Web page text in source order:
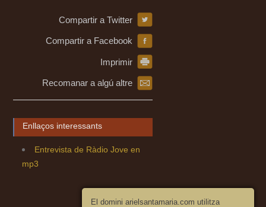
Compartir a Twitter
Compartir a Facebook
Imprimir
Recomanar a algú altre
Enllaços interessants
Entrevista de Ràdio Jove en
mp3
El domini arielsantamaria.com utilitza